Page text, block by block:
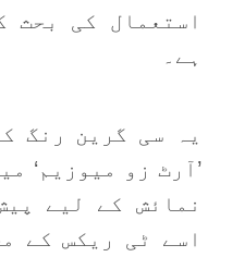
استعمال کی بحث
ہے۔
یہ سی گرین رنگ
’آرٹ زو میوزیم‘
نمائش کے لیے
اسے ٹی ریکس کے